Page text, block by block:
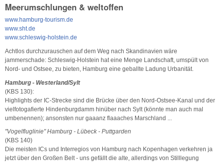
Meerumschlungen & weltoffen
www.hamburg-tourism.de
www.sht.de
www.schleswig-holstein.de
Achtlos durchzurauschen auf dem Weg nach Skandinavien wäre
jammerschade: Schleswig-Holstein hat eine Menge Landschaft, umspült von
Nord- und Ostsee, zu bieten, Hamburg eine geballte Ladung Urbanität.
Hamburg - Westerland/Sylt
(KBS 130):
Highlights der IC-Strecke sind die Brücke über den Nord-Ostsee-Kanal und der
vielfotogafierte Hindenburgdamm hinüber nach Sylt (könnte man auch mal
umbenennen); ansonsten nur gaaanz flaaaches Marschland ...
"Vogelfluglinie" Hamburg - Lübeck - Puttgarden
(KBS 140)
Die meisten ICs und Interregios von Hamburg nach Kopenhagen verkehren ja
jetzt über den Großen Belt - uns gefällt die alte, allerdings von Stilllegung